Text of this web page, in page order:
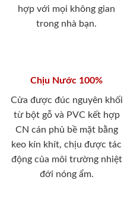
hợp với mọi không gian
trong nhà bạn.
Chịu Nước 100%
Cửa được đúc nguyên khối
từ bột gỗ và PVC kết hợp
CN cán phủ bề mặt bằng
keo kín khít, chịu được tác
động của môi trường nhiệt
đới nóng ẩm.